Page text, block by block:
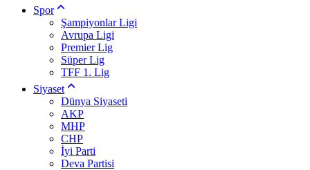
Spor
Şampiyonlar Ligi
Avrupa Ligi
Premier Lig
Süper Lig
TFF 1. Lig
Siyaset
Dünya Siyaseti
AKP
MHP
CHP
İyi Parti
Deva Partisi